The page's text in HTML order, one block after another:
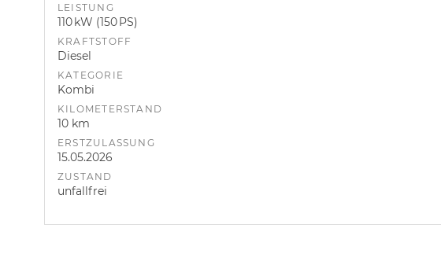
LEISTUNG
110 kW (150 PS)
KRAFTSTOFF
Diesel
KATEGORIE
Kombi
KILOMETERSTAND
10 km
ERSTZULASSUNG
15.05.2026
ZUSTAND
unfallfrei